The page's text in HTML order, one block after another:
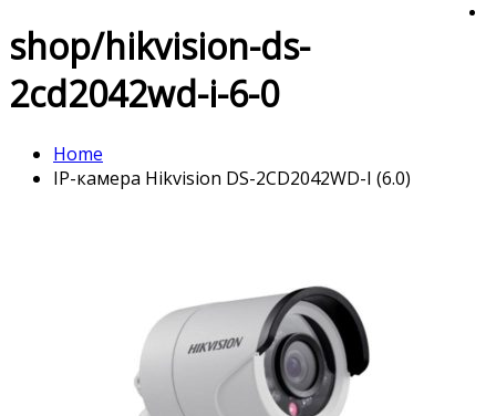
shop/hikvision-ds-
2cd2042wd-i-6-0
Home
IP-камера Hikvision DS-2CD2042WD-I (6.0)